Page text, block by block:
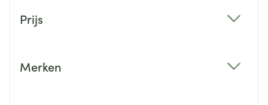
Prijs
Merken